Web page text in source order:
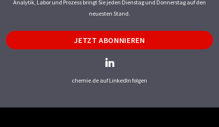
Analytik, Labor und Prozess bringt Sie jeden Dienstag und Donnerstag auf den
neuesten Stand.
JETZT ABONNIEREN
chemie.de auf LinkedIn folgen